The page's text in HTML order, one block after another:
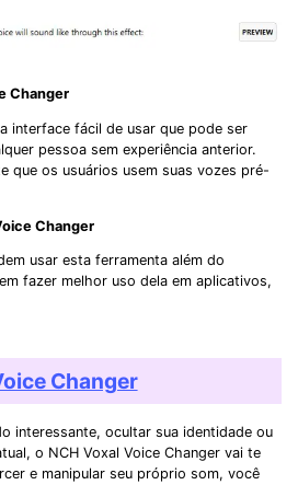
Changer
interface fácil de usar que pode ser
pessoa sem experiência anterior.
que os usuários usem suas vozes pré-
Changer
usar esta ferramenta além do
fazer melhor uso dela em aplicativos,
Changer
interessante, ocultar sua identidade ou
o NCH Voxal Voice Changer vai te
e manipular seu próprio som, você